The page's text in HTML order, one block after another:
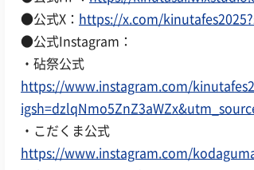
●公式X：
https://x.com/
●公式Instagram：
・砧祭公式
https://www.instagram.com/
・こだくま公式
https://www.instagram.com/